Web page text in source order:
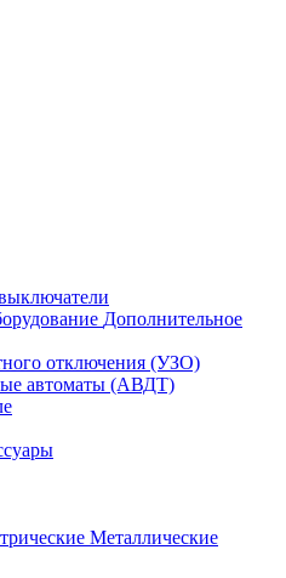
Дополнительное
отключения (УЗО)
автоматы (АВДТ)
Металлические